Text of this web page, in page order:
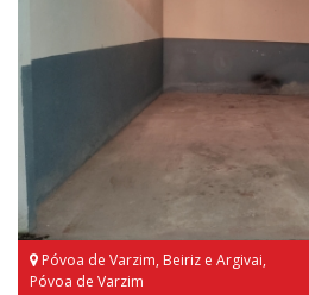
Póvoa de Varzim, Beiriz e Argivai,
Póvoa de Varzim